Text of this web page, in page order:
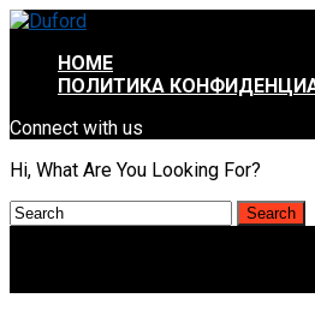
HOME
ПОЛИТИКА
Connect with us
Hi, What Are You Looking For?